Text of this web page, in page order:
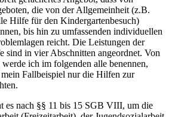
die von der Allgemeinheit (z.B.
Hilfe für den Kindergartenbesuch)
bis hin zu umfassenden individuellen
reicht. Die Leistungen der
sind in vier Abschnitten angeordnet. Von
ich im folgenden alle benennen,
Fallbeispiel nur die Hilfen zur
es nach §§ 11 bis 15 SGB VIII, um die